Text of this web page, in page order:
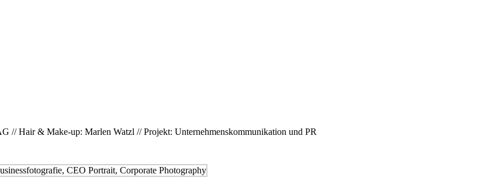
// Hair & Make-up: Marlen Watzl // Projekt: Unternehmenskommunikation und PR